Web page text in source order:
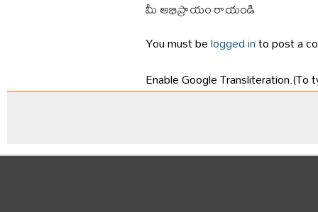
మీ అభిప్రాయం రాయండి
You must belogged into post a
Enable Google